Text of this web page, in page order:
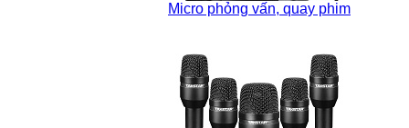
Micro phỏng vấn, quay phim